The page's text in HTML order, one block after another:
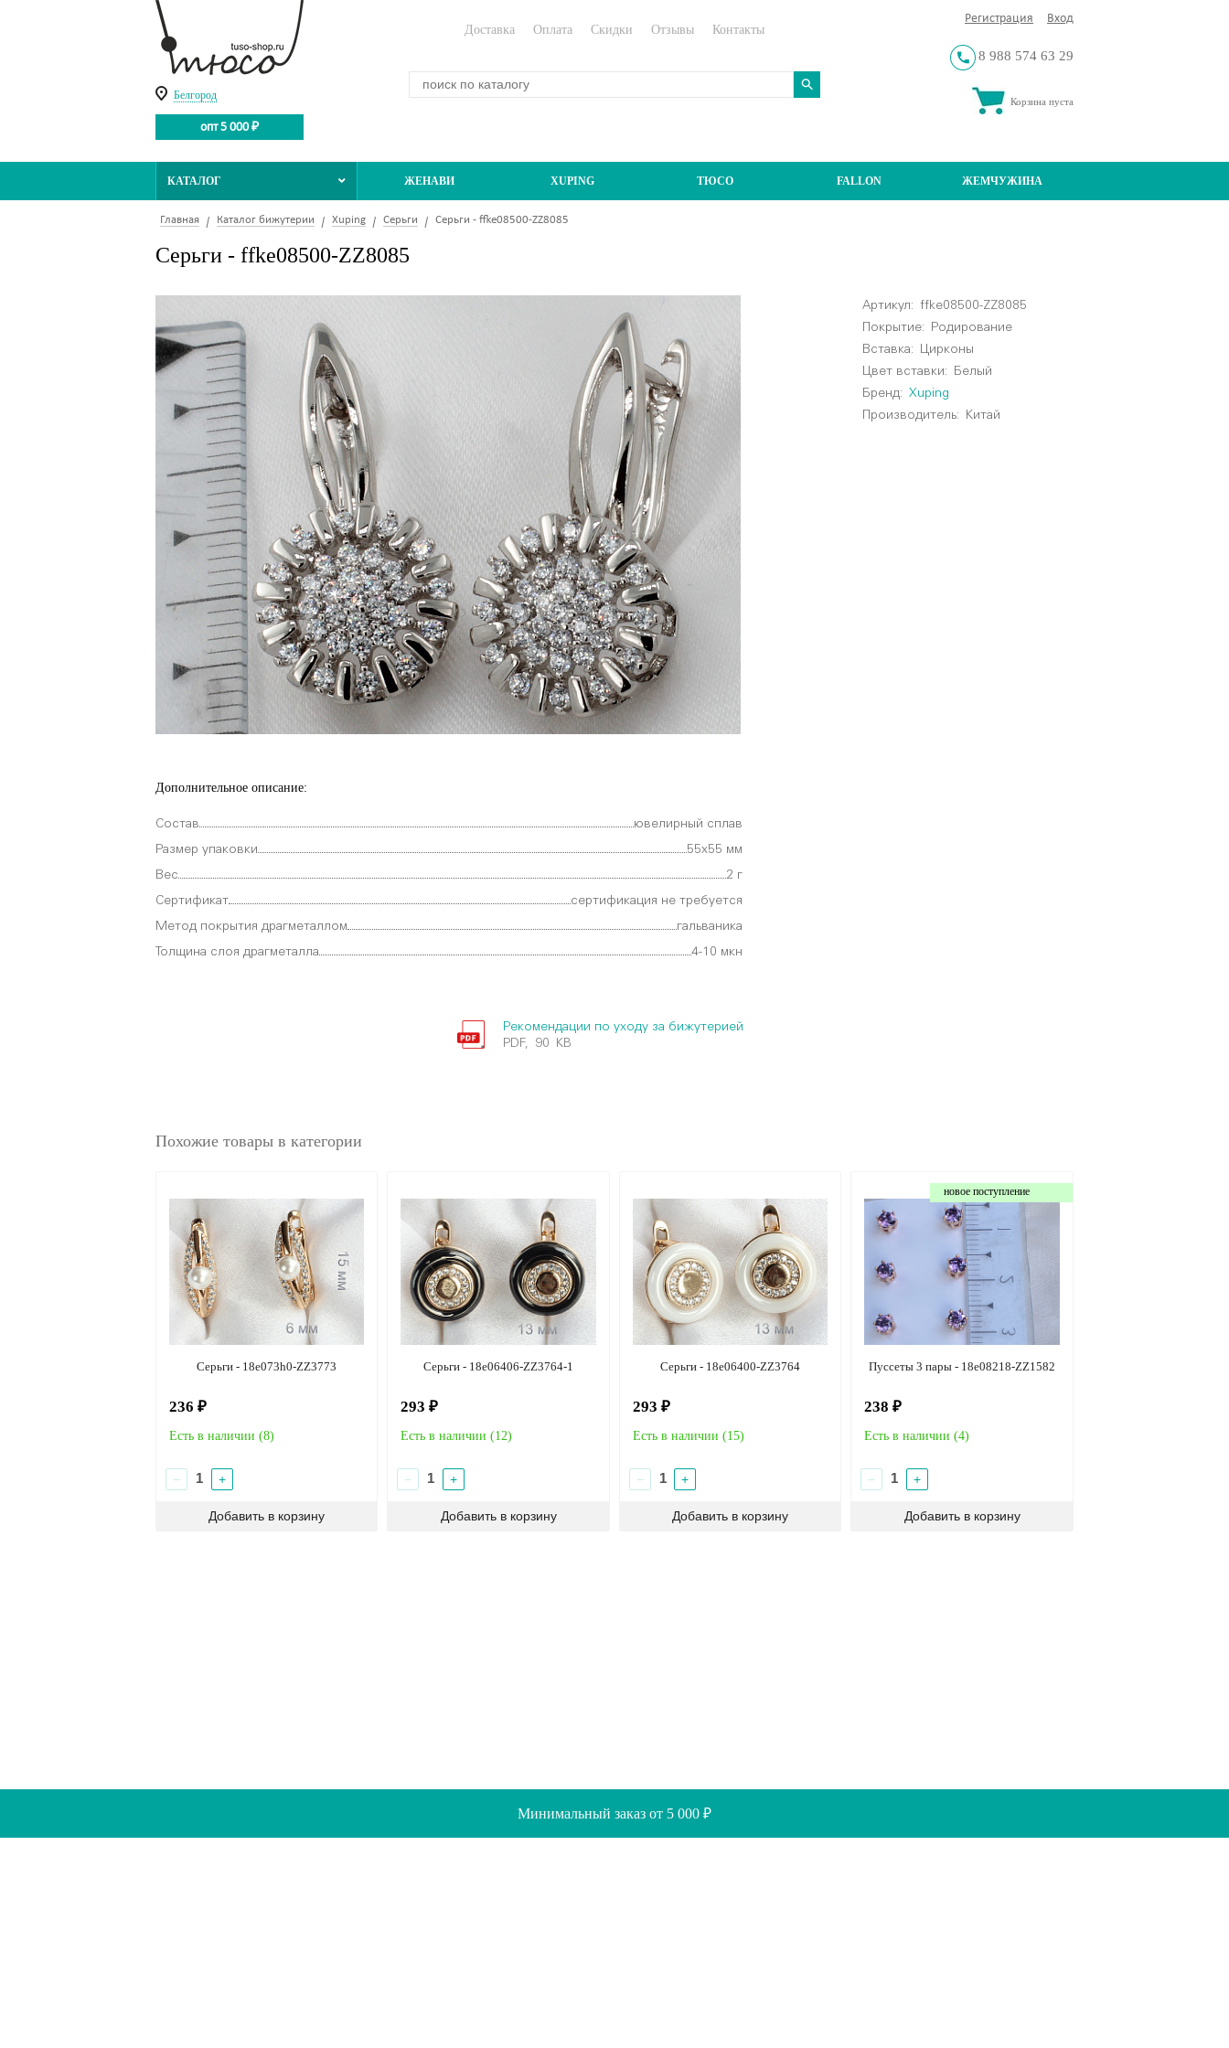
Белгород
опт 5 000 ₽
Регистрация Вход
8 988 574 63 29
Корзина пуста
Минимальный заказ от 5 000 ₽
Доставка Оплата Скидки Отзывы Контакты
КАТАЛОГ ЖЕНАВИ XUPING ТЮСО FALLON ЖЕМЧУЖИНА
Главная Каталог бижутерии Xuping Серьги Серьги - ffke08500-ZZ8085
Серьги - ffke08500-ZZ8085
Артикул:
ffke08500-ZZ8085
Покрытие: Родирование
Вставка: Цирконы
Цвет вставки:
Белый
Бренд:
Xuping
Производитель: Китай
Дополнительное описание:
Состав ювелирный сплав
Размер упаковки 55х55 мм
Вес 2 г
Сертификат сертификация не требуется
Метод покрытия драгметаллом гальваника
Толщина слоя драгметалла 4-10 мкн
Рекомендации по уходу за бижутерией
PDF, 90 KB
Похожие товары в категории
Серьги - 18e073h0-ZZ3773
236 ₽
Есть в наличии (8)
− +
Серьги - 18e06406-ZZ3764-1
293 ₽
Есть в наличии (12)
− +
Серьги - 18e06400-ZZ3764
293 ₽
Есть в наличии (15)
− +
новое поступление
Пуссеты 3 пары - 18e08218-ZZ1582
238 ₽
Есть в наличии (4)
− +